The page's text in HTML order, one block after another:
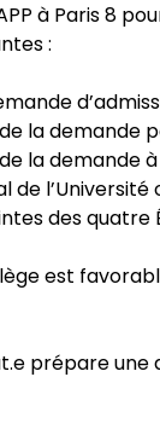
à Paris 8
:
la demande
la demande
de
des quatre
est
prépare une